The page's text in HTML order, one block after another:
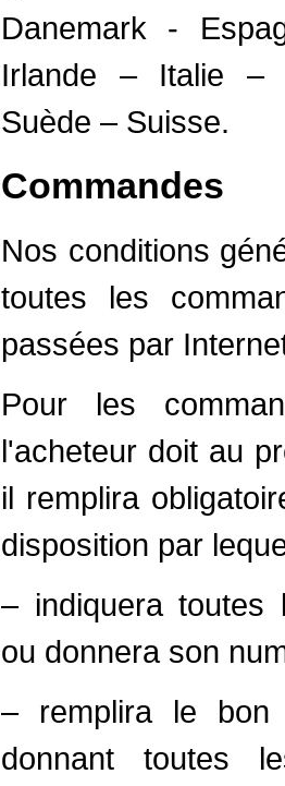
Danemark -
Irlande – Italie –
Suède – Suisse.
Commandes
Nos conditions
toutes les
passées par
Pour les
l'acheteur doit au
il remplira
disposition par
– indiquera toutes
ou donnera son
– remplira le bon
donnant toutes